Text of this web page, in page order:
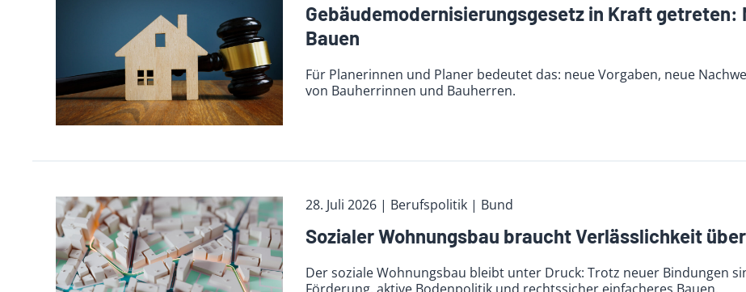
Gebäudemodernisierungsgesetz in Kraft getreten:
Bauen
Für Planerinnen und Planer bedeutet das: neue Vorgaben, neue
von Bauherrinnen und Bauherren.
28. Juli 2026 | Berufspolitik | Bund
Sozialer Wohnungsbau braucht Verlässlichkeit
Der soziale Wohnungsbau bleibt unter Druck: Trotz neuer Bindungen